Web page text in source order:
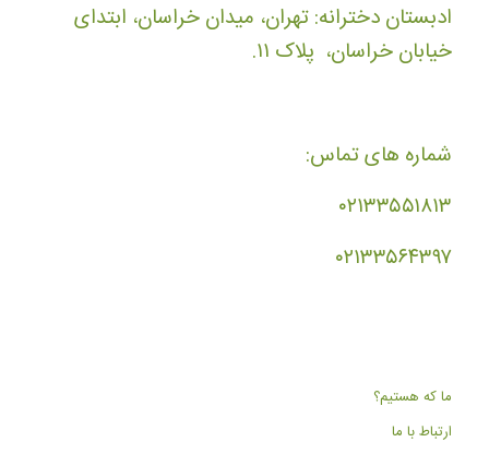
ادبستان دخترانه: تهران، میدان خراسان، ابتدای
خیابان خراسان، پلاک ۱۱.
شماره های تماس:
۰۲۱۳۳۵۵۱۸۱۳
۰۲۱۳۳۵۶۴۳۹۷
ما که هستیم؟
ارتباط با ما